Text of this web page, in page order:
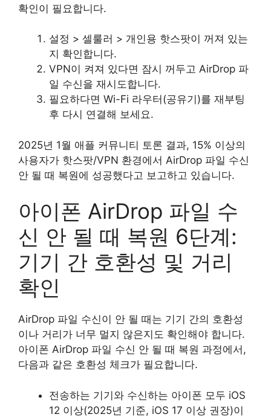
확인이 필요합니다.
설정 > 셀룰러 > 개인용 핫스팟이 꺼져 있는
지 확인합니다.
VPN이 켜져 있다면 잠시 꺼두고 AirDrop 파
일 수신을 재시도합니다.
필요하다면 Wi-Fi 라우터(공유기)를 재부팅
후 다시 연결해 보세요.
2025년 1월 애플 커뮤니티 토론 결과, 15% 이상의
사용자가 핫스팟/VPN 환경에서 AirDrop 파일 수신
안 될 때 복원에 성공했다고 보고하고 있습니다.
아이폰 AirDrop 파일 수
신 안 될 때 복원 6단계:
기기 간 호환성 및 거리
확인
AirDrop 파일 수신이 안 될 때는 기기 간의 호환성
이나 거리가 너무 멀지 않은지도 확인해야 합니다.
아이폰 AirDrop 파일 수신 안 될 때 복원 과정에서,
다음과 같은 호환성 체크가 필요합니다.
전송하는 기기와 수신하는 아이폰 모두 iOS
12 이상(2025년 기준, iOS 17 이상 권장)이